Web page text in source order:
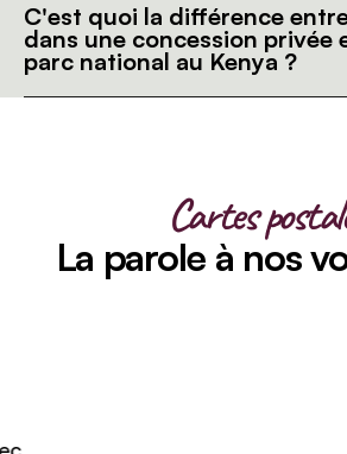
C'est quoi la différence
dans une concession privée
parc national au Kenya ?
Cartes
La parole à nos